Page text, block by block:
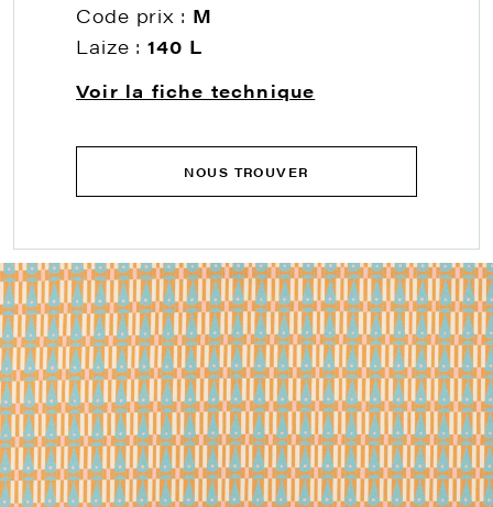
Code prix : M
Laize :140 L
Voir la fiche technique
NOUS TROUVER